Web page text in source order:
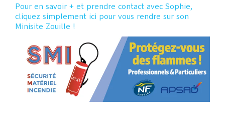
Pour en savoir + et prendre contact avec Sophie,
cliquez simplement ici pour vous rendre sur son
Minisite Zouille !